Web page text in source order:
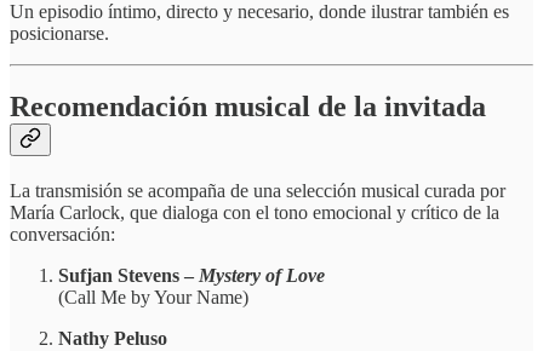
Un episodio íntimo, directo y necesario, donde ilustrar también es
posicionarse.
Recomendación musical de la invitada
La transmisión se acompaña de una selección musical curada por
María Carlock, que dialoga con el tono emocional y crítico de la
conversación:
Sufjan Stevens – Mystery of Love
(Call Me by Your Name)
Nathy Peluso